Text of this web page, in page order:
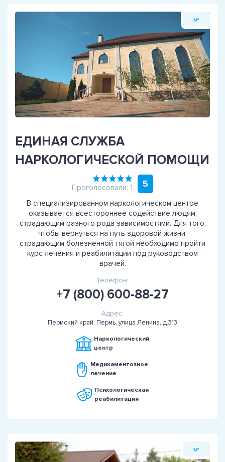
№
ЕДИНАЯ СЛУЖБА
НАРКОЛОГИЧЕСКОЙ ПОМОЩИ
Проголосовали: 1 5
В специализированном наркологическом центре
оказывается всестороннее содействие людям,
страдающим разного рода зависимостями. Для того,
чтобы вернуться на путь здоровой жизни,
страдающим болезненной тягой необходимо пройти
курс лечения и реабилитации под руководством
врачей.
Телефон:
+7 (800) 600-88-27
Адрес:
Пермский край, Пермь, улица Ленина, д.313
Наркологический
центр
Медикаментозное
лечение
Психологическая
реабилитация
№